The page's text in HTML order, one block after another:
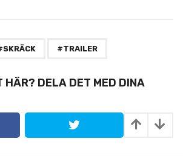
#TRAILER
HÄR? DELA DET MED DINA